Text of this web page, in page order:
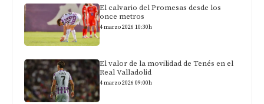
El calvario del Promesas desde los
once metros
4 marzo 2026 10:30h
El valor de la movilidad de Tenés en el
Real Valladolid
4 marzo 2026 09:00h